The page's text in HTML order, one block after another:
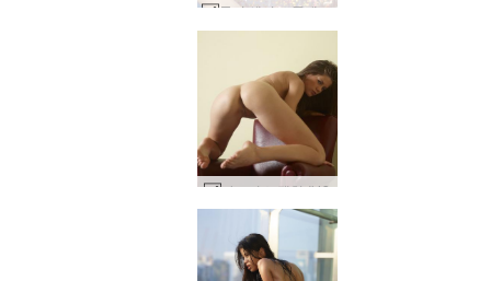
몰리 섹시 스플래쉬 #33
카프리스 캡처 #43